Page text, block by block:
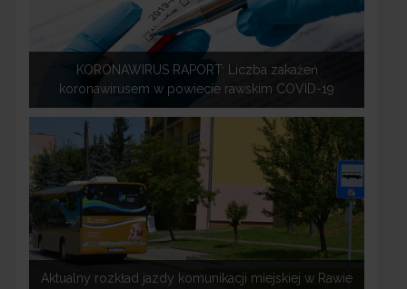
KORONAWIRUS RAPORT: Liczba zakażeń
koronawirusem w powiecie rawskim COVID-19
Aktualny rozkład jazdy komunikacji miejskiej w Rawie